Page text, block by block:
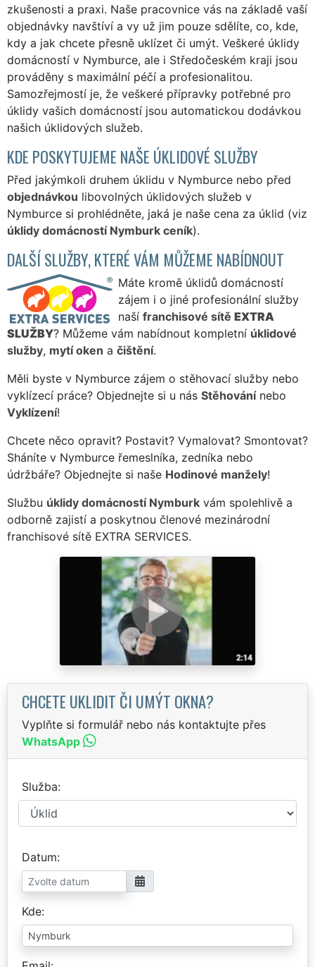
zkušenosti a praxi. Naše pracovnice vás na základě vaší
objednávky navštíví a vy už jim pouze sdělíte, co, kde,
kdy a jak chcete přesně uklízet či umýt. Veškeré úklidy
domácností v Nymburce, ale i Středočeském kraji jsou
prováděny s maximální péčí a profesionalitou.
Samozřejmostí je, že veškeré přípravky potřebné pro
úklidy vašich domácností jsou automatickou dodávkou
našich úklidových služeb.
KDE POSKYTUJEME NAŠE ÚKLIDOVÉ SLUŽBY
Před jakýmkoli druhem úklidu v Nymburce nebo před
objednávkou libovolných úklidových služeb v
Nymburce si prohlédněte, jaká je naše cena za úklid (viz
úklidy domácností Nymburk ceník).
DALŠÍ SLUŽBY, KTERÉ VÁM MŮŽEME NABÍDNOUT
Máte kromě úklidů domácností
zájem i o jiné profesionální služby
naší franchisové sítě EXTRA
SLUŽBY? Můžeme vám nabídnout kompletní úklidové
služby, mytí oken a čištění.
Měli byste v Nymburce zájem o stěhovací služby nebo
vyklízecí práce? Objednejte si u nás Stěhovánínebo
Vyklízení!
Chcete něco opravit? Postavit? Vymalovat? Smontovat?
Sháníte v Nymburce řemeslníka, zedníka nebo
údržbáře? Objednejte si naše Hodinové manžely!
Službu úklidy domácností Nymburk vám spolehlivě a
odborně zajistí a poskytnou členové mezinárodní
franchisové sítě EXTRA SERVICES.
CHCETE UKLIDIT ČI UMÝT OKNA?
Vyplňte si formulář nebo nás kontaktujte přes
WhatsApp
Služba
Datum
Kde